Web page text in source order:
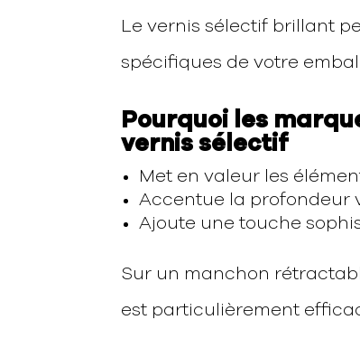
Le vernis sélectif brillant
spécifiques de votre
Pourquoi les
vernis sélectif
Met en valeur les
Accentue la profondeur
Ajoute une touche
Sur un manchon
est particulièrement